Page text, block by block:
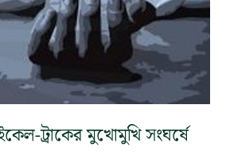
ট্রাকের মুখোমুখি সংঘর্ষে